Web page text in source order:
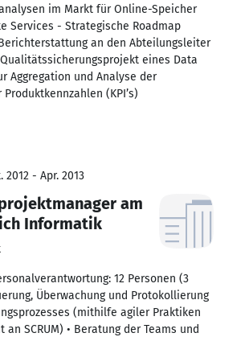
im Markt für Online-Speicher
Services - Strategische Roadmap
an den Abteilungsleiter
eines Data
Aggregation und Analyse der
(KPI’s)
2012 - Apr. 2013
am
Informatik
12 Personen (3
Überwachung und Protokollierung
(mithilfe agiler Praktiken
an SCRUM) • Beratung der Teams und